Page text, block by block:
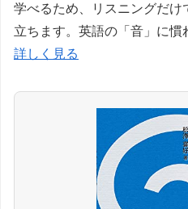
学べるため、リスニングだけ
立ちます。英語の「音」に慣
詳しく見る